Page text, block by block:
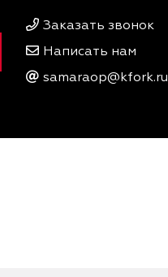
Заказать звонок
Написать нам
samaraop@kfork.ru